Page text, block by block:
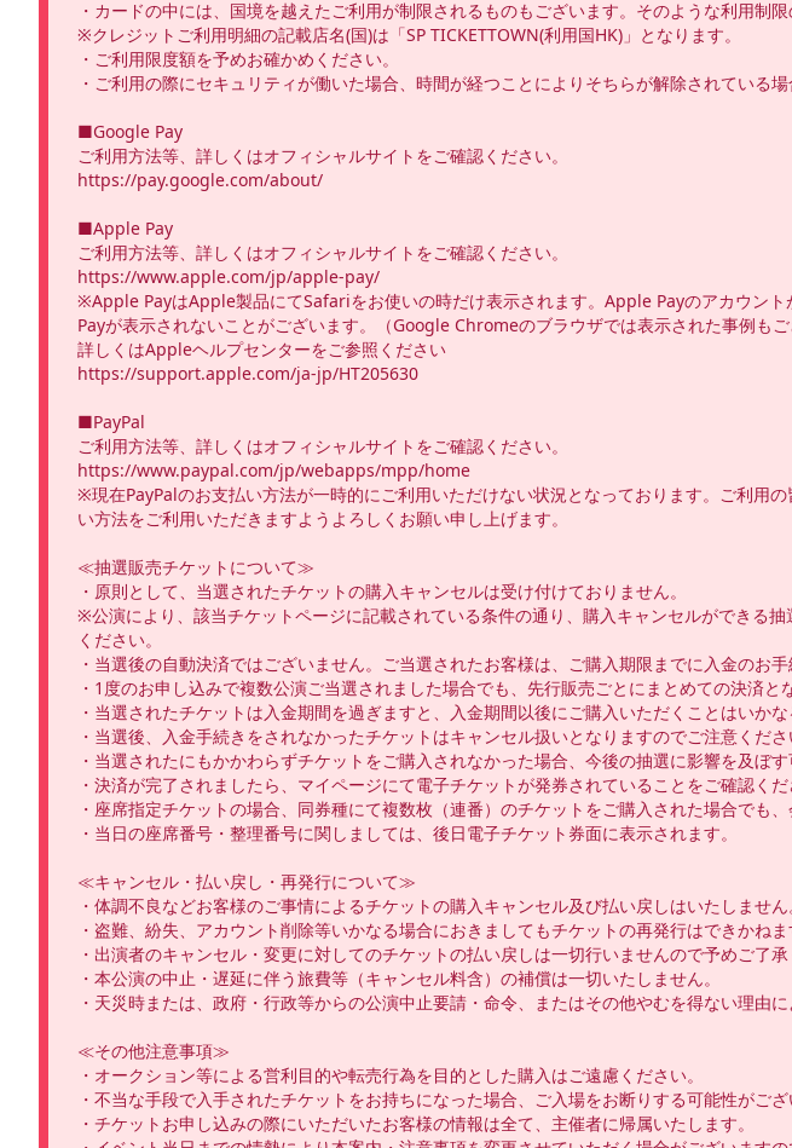
・カードの中には、国境を越えたご利用が制限されるものもございます。そのような利用制
※クレジットご利用明細の記載店名(国)は「SP TICKETTOWN(利用国HK)」となります。
・ご利用限度額を予めお確かめください。
・ご利用の際にセキュリティが働いた場合、時間が経つことによりそちらが解除されている場
■Google Pay
ご利用方法等、詳しくはオフィシャルサイトをご確認ください。
https://pay.google.com/about/
■Apple Pay
ご利用方法等、詳しくはオフィシャルサイトをご確認ください。
https://www.apple.com/jp/apple-pay/
※Apple PayはApple製品にてSafariをお使いの時だけ表示されます。Apple Payのアカウン
Payが表示されないことがございます。（Google Chromeのブラウザでは表示された事例もご
詳しくはAppleヘルプセンターをご参照ください
https://support.apple.com/ja-jp/HT205630
■PayPal
ご利用方法等、詳しくはオフィシャルサイトをご確認ください。
https://www.paypal.com/jp/webapps/mpp/home
※現在PayPalのお支払い方法が一時的にご利用いただけない状況となっております。ご利用
い方法をご利用いただきますようよろしくお願い申し上げます。
≪抽選販売チケットについて≫
・原則として、当選されたチケットの購入キャンセルは受け付けておりません。
※公演により、該当チケットページに記載されている条件の通り、購入キャンセルができる
ください。
・当選後の自動決済ではございません。ご当選されたお客様は、ご購入期限までに入金のお
・1度のお申し込みで複数公演ご当選されました場合でも、先行販売ごとにまとめての決済
・当選されたチケットは入金期間を過ぎますと、入金期間以後にご購入いただくことはいかな
・当選後、入金手続きをされなかったチケットはキャンセル扱いとなりますのでご注意くださ
・当選されたにもかかわらずチケットをご購入されなかった場合、今後の抽選に影響を及ぼす
・決済が完了されましたら、マイページにて電子チケットが発券されていることをご確認くだ
・座席指定チケットの場合、同券種にて複数枚（連番）のチケットをご購入された場合でも
・当日の座席番号・整理番号に関しましては、後日電子チケット券面に表示されます。
≪キャンセル・払い戻し・再発行について≫
・体調不良などお客様のご事情によるチケットの購入キャンセル及び払い戻しはいたしませ
・盗難、紛失、アカウント削除等いかなる場合におきましてもチケットの再発行はできかねま
・出演者のキャンセル・変更に対してのチケットの払い戻しは一切行いませんので予めご了承
・本公演の中止・遅延に伴う旅費等（キャンセル料含）の補償は一切いたしません。
・天災時または、政府・行政等からの公演中止要請・命令、またはその他やむを得ない理由
≪その他注意事項≫
・オークション等による営利目的や転売行為を目的とした購入はご遠慮ください。
・不当な手段で入手されたチケットをお持ちになった場合、ご入場をお断りする可能性がござ
・チケットお申し込みの際にいただいたお客様の情報は全て、主催者に帰属いたします。